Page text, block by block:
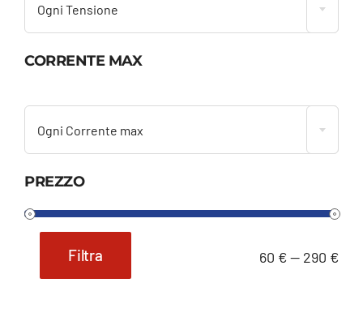
Ogni Tensione
CORRENTE MAX
Ogni Corrente max
PREZZO
Filtra 60 €— 290 €